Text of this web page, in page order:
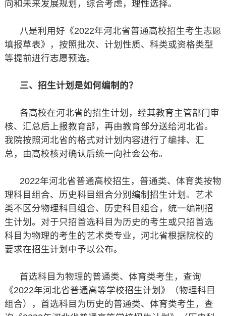
向和未来发展规划，综合考虑，理性选择。
八是利用好《2022年河北省普通高校招生考生志愿
填报草表》，按照批次、计划性质、科类或资格类型
等提前进行志愿预选。
三、招生计划是如何编制的？
各高校在河北省的招生计划，经其教育主管部门审
核、汇总后上报教育部，再由教育部分送给河北省。
我院按照河北省的格式对计划内容进行了编排、汇
总，由高校核对确认后统一向社会公布。
2022年河北省普通高校招生，普通类、体育类按物
理科目组合、历史科目组合分别编制招生计划。艺术
类不区分物理科目组合、历史科目组合，统一编制招
生计划。对于只招首选科目为历史的考生或只招首选
科目为物理的考生的艺术类专业，河北省根据院校的
要求在招生计划中予以公布。
首选科目为物理的普通类、体育类考生，查询
《2022年河北省普通高等学校招生计划》（物理科目
组合），首选科目为历史的普通类、体育类考生，查